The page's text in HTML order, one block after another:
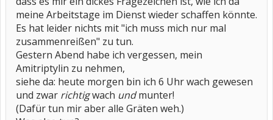
meine Arbeitstage im Dienst wieder schaffen könnte.
Es hat leider nichts mit "ich muss mich nur mal
zusammenreißen" zu tun.
Gestern Abend habe ich vergessen, mein
Amitriptylin zu nehmen,
siehe da: heute morgen bin ich 6 Uhr wach gewesen
und zwar richtigwach undmunter!
(Dafür tun mir aber alle Gräten weh.)